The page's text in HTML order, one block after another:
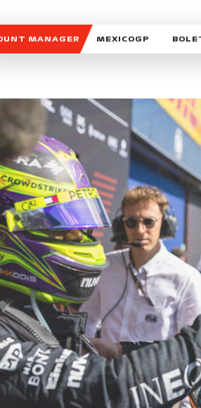
MANAGER MEXICOGP
SOSTENIBILIDAD
CELEBRA CON